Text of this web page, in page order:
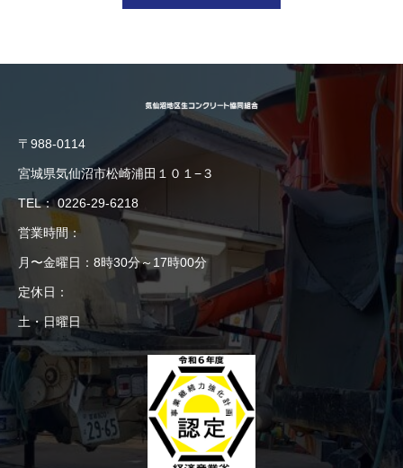
〒988-0114
宮城県気仙沼市松崎浦田１０１−３
TEL：0226-29-6218
営業時間：
月〜金曜日：8時30分～17時00分
定休日：
土・日曜日